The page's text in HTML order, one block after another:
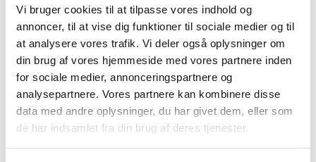
Vi bruger cookies til at tilpasse vores indhold og
annoncer, til at vise dig funktioner til sociale medier og til
at analysere vores trafik. Vi deler også oplysninger om
din brug af vores hjemmeside med vores partnere inden
for sociale medier, annonceringspartnere og
analysepartnere. Vores partnere kan kombinere disse
data med andre oplysninger, du har givet dem, eller som
de har indsamlet fra din brug af deres tjenester.
Målgruppe
Webinarerne er henvendt til alle, der er interesserede i
at ansøge om et forberedende besøg gennem
Nordplus Junior, Nordplus Voksen og Nordplus
Nordens Sprog. Kendskab til Nordplus er ikke en
forudsætning for at deltage.